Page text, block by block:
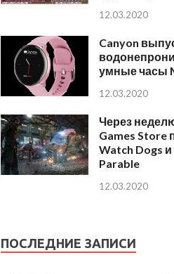
12.03.2020
Canyon
умные часы
12.03.2020
Через
Games Store
Watch Dogs
Parable
12.03.2020
ПОСЛЕДНИЕ ЗАПИСИ